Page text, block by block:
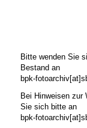
Bitte wenden Sie
Bestand an
bpk-
Bei Hinweisen zur
Sie sich bitte an
bpk-